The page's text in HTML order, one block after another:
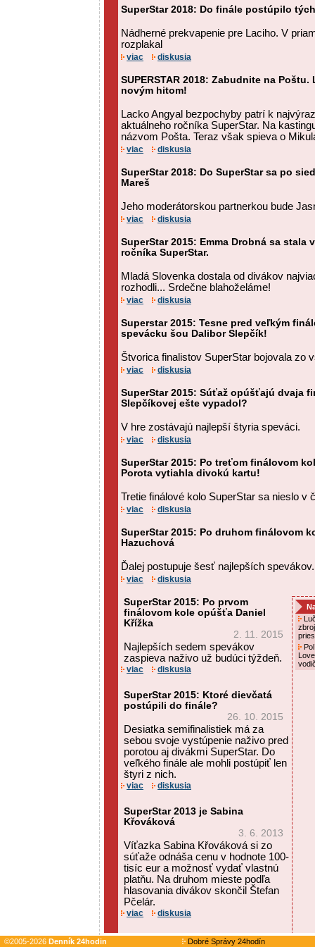
SuperStar 2018: Do finále postúpilo
Nádherné prekvapenie pre Laciho. V
rozplakal
viac diskusia
SUPERSTAR 2018: Zabudnite na
novým hitom!
Lacko Angyal bezpochyby patrí k
aktuálneho ročníka SuperStar. Na
názvom Pošta. Teraz však spieva o
viac diskusia
SuperStar 2018: Do SuperStar sa po
Mareš
Jeho moderátorskou partnerkou bude
viac diskusia
SuperStar 2015: Emma Drobná sa stala
ročníka SuperStar.
Mladá Slovenka dostala od divákov
rozhodli... Srdečne blahoželáme!
viac diskusia
Superstar 2015: Tesne pred veľkým
spevácku šou Dalibor Slepčík!
Štvorica finalistov SuperStar bojovala zo
viac diskusia
SuperStar 2015: Súťaž opúšťajú dvaja
Slepčíkovej ešte vypadol?
V hre zostávajú najlepší štyria speváci.
viac diskusia
SuperStar 2015: Po treťom finálovom
Porota vytiahla divokú kartu!
Tretie finálové kolo SuperStar sa nieslo v
viac diskusia
SuperStar 2015: Po druhom finálovom
Hazuchová
Ďalej postupuje šesť najlepších spevákov.
viac diskusia
SuperStar 2015: Po prvom
finálovom kole opúšťa Daniel
Křížka
2. 11. 2015
Najlepších sedem spevákov
zaspieva naživo už budúci týždeň.
viac diskusia
SuperStar 2015: Ktoré dievčatá
postúpili do finále?
26. 10. 2015
Desiatka semifinalistiek má za
sebou svoje vystúpenie naživo pred
porotou aj divákmi SuperStar. Do
veľkého finále ale mohli postúpiť len
štyri z nich.
viac diskusia
SuperStar 2013 je Sabina
Křováková
3. 6. 2013
Víťazka Sabina Křováková si zo
súťaže odnáša cenu v hodnote 100-
tisíc eur a možnosť vydať vlastnú
platňu. Na druhom mieste podľa
hlasovania divákov skončil Štefan
Pčelár.
viac diskusia
©2005-2026 Denník 24hodin
Dobré Správy 24hodín